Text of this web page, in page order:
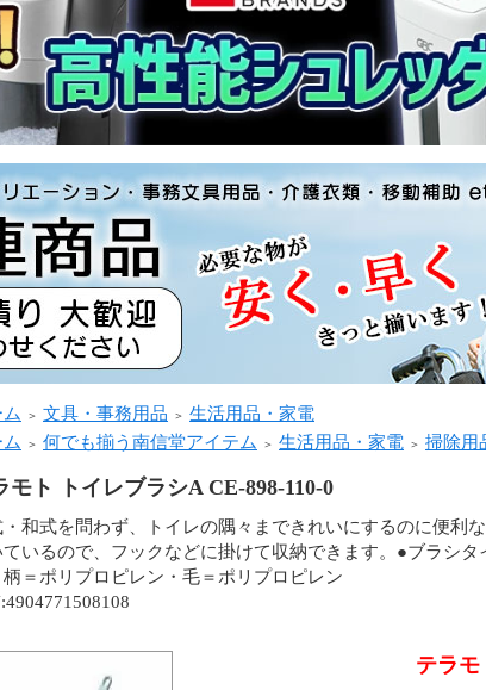
＞ 文具・事務用品 ＞ 生活用品・家電
＞ 何でも揃う南信堂アイテム ＞ 生活用品・家電 ＞ 掃除用
モト トイレブラシA CE-898-110-0
・和式を問わず、トイレの隅々まできれいにするのに便利
ているので、フックなどに掛けて収納できます。●ブラシ
＝ポリプロピレン・毛＝ポリプロピレン
テラモ